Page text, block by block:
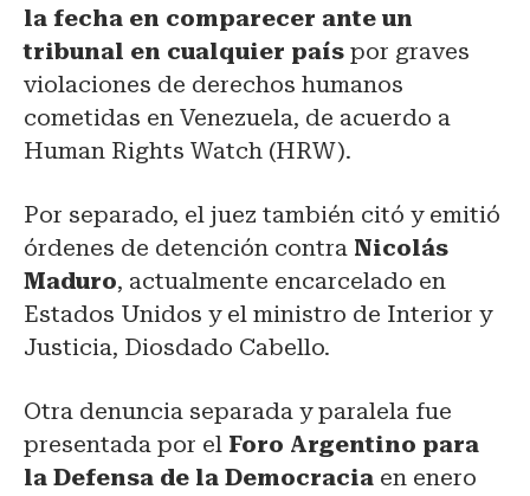
la fecha en comparecer ante un
tribunal en cualquier país por graves
violaciones de derechos humanos
cometidas en Venezuela, de acuerdo a
Human Rights Watch (HRW).
Por separado, el juez también citó y emitió
órdenes de detención contra Nicolás
Maduro, actualmente encarcelado en
Estados Unidos y el ministro de Interior y
Justicia, Diosdado Cabello.
Otra denuncia separada y paralela fue
presentada por el Foro Argentino para
la Defensa de la Democracia en enero